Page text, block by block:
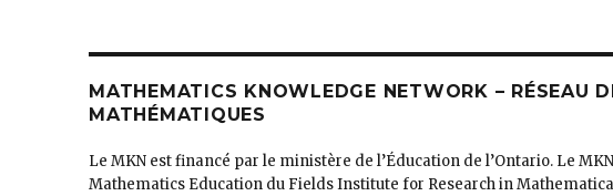
MATHEMATICS KNOWLEDGE NETWORK – RÉSEAU
MATHÉMATIQUES
Le MKN est financé par le ministère de l’Éducation de l’Ontario. Le
Mathematics Education du Fields Institute for Research in